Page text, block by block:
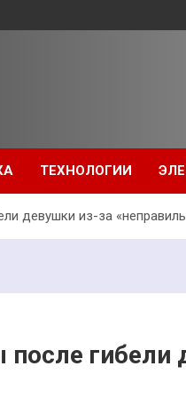
ТЕХНОЛОГИИ
девушки из-за
после гибели